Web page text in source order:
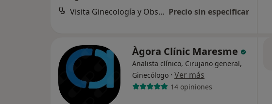
Visita Ginecología y Obstetricia Precio sin especificar
Àgora Clínic Maresme
Analista clínico, Cirujano general,
Ginecólogo · Ver más
14 opiniones